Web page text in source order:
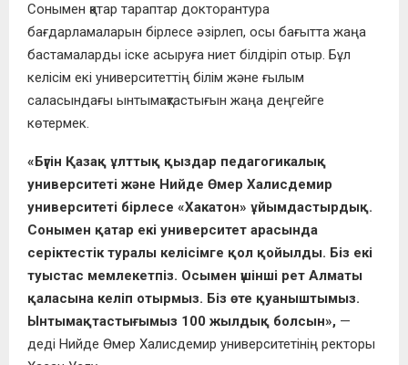
Сонымен қатар тараптар докторантура
бағдарламаларын бірлесе әзірлеп, осы бағытта жаңа
бастамаларды іске асыруға ниет білдіріп отыр. Бұл
келісім екі университеттің білім және ғылым
саласындағы ынтымақтастығын жаңа деңгейге
көтермек.
«Бүгін Қазақ ұлттық қыздар педагогикалық
университеті және Нийде Өмер Халисдемир
университеті бірлесе «Хакатон» ұйымдастырдық.
Сонымен қатар екі университет арасында
серіктестік туралы келісімге қол қойылды. Біз екі
туыстас мемлекетпіз. Осымен үшінші рет Алматы
қаласына келіп отырмыз. Біз өте қуаныштымыз.
Ынтымақтастығымыз 100 жылдық болсын», —
деді Нийде Өмер Халисдемир университетінің ректоры